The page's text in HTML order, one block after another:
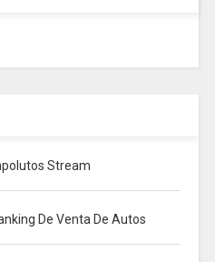
Stream
De Venta De Autos